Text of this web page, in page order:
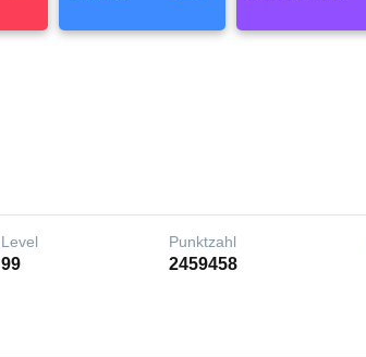
Level
99
Punktzahl
2459458